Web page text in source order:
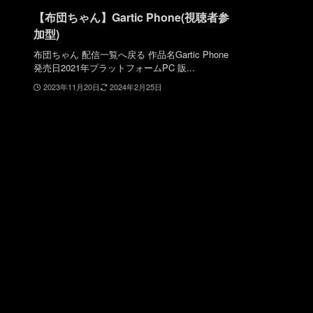
【布団ちゃん】Gartic Phone(視聴者参
加型)
布団ちゃん 配信一覧へ戻る 作品名Gartic Phone
発売日2021年プラットフォームPC 販...
2023年11月20日 2024年2月25日